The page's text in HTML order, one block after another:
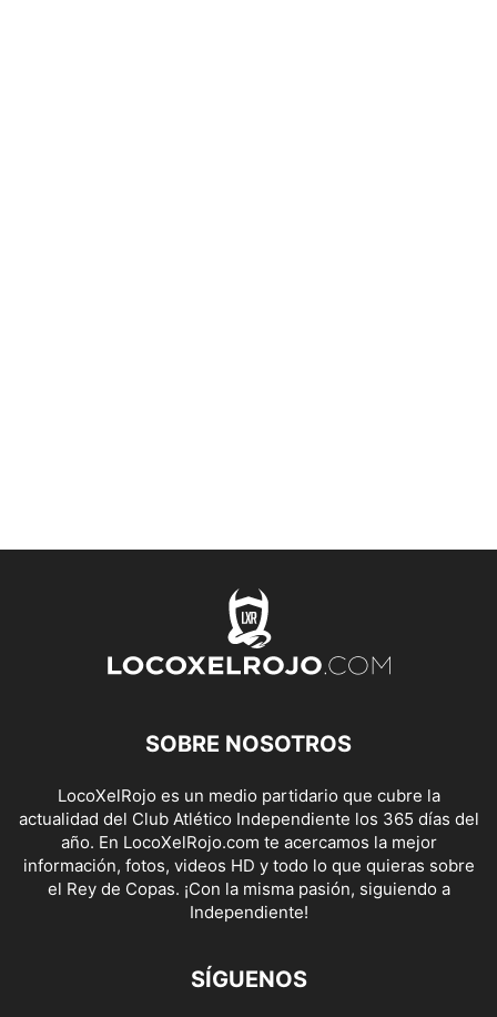
SOBRE NOSOTROS
LocoXelRojo es un medio partidario que cubre la
actualidad del Club Atlético Independiente los 365 días del
año. En LocoXelRojo.com te acercamos la mejor
información, fotos, videos HD y todo lo que quieras sobre
el Rey de Copas. ¡Con la misma pasión, siguiendo a
Independiente!
SÍGUENOS